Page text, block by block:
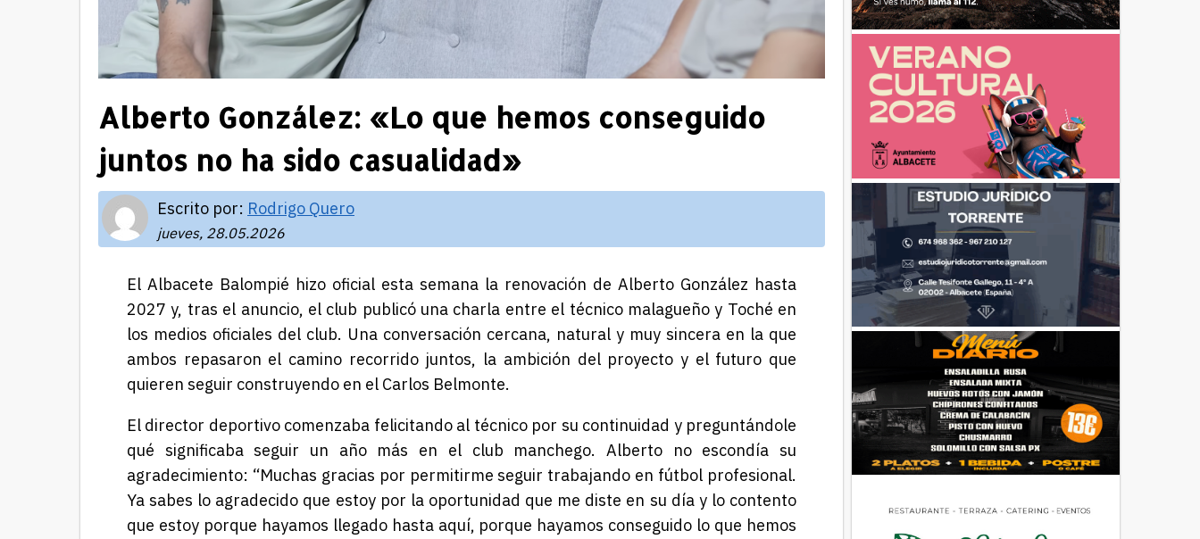
Alberto González: «Lo que hemos conseguido
juntos no ha sido casualidad»
Escrito por: Rodrigo Quero
jueves, 28.05.2026
El Albacete Balompié hizo oficial esta semana la renovación de Alberto González hasta
2027 y, tras el anuncio, el club publicó una charla entre el técnico malagueño y Toché en
los medios oficiales del club. Una conversación cercana, natural y muy sincera en la que
ambos repasaron el camino recorrido juntos, la ambición del proyecto y el futuro que
quieren seguir construyendo en el Carlos Belmonte.
El director deportivo comenzaba felicitando al técnico por su continuidad y preguntándole
qué significaba seguir un año más en el club manchego. Alberto no escondía su
agradecimiento: “Muchas gracias por permitirme seguir trabajando en fútbol profesional.
Ya sabes lo agradecido que estoy por la oportunidad que me diste en su día y lo contento
que estoy porque hayamos llegado hasta aquí, porque hayamos conseguido lo que hemos